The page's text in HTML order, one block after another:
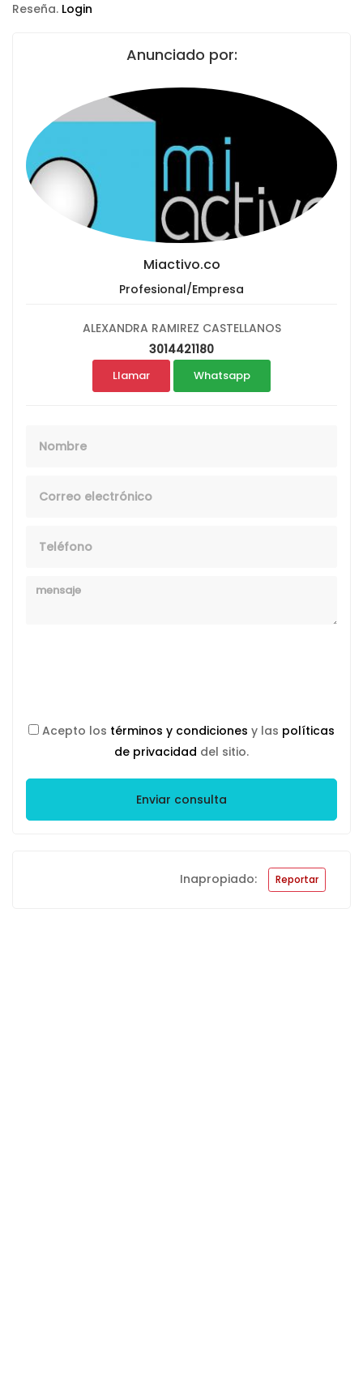
Reseña. Login
Anunciado por:
Miactivo.co
Profesional/Empresa
ALEXANDRA RAMIREZ CASTELLANOS
3014421180
Llamar Whatsapp
Acepto los términos y condiciones y las políticas
de privacidad del sitio.
Enviar consulta
Inapropiado: Reportar